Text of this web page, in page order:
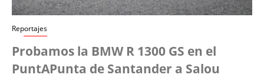
Reportajes
Probamos la BMW R 1300 GS en el
PuntAPunta de Santander a Salou